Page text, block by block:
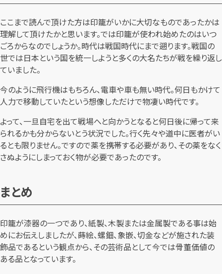
ここまで読んで頂けた方は印籠がいかに大切なものであったかは
理解して頂けたかと思います。では印籠が使われ始めたのはいつ
ごろからなのでしょうか。時代は戦国時代にまで遡ります。戦国の
世では日本という国を統一しようと多くの大名たちが戦を繰り返し
ていました。
今のように飛行機はもちろん、電車や車も無い時代。何日もかけて
人力で移動していたという想像しただけで物凄い時代です。
よって、一旦自宅を出て戦場へと向かうとなると何日後に帰って来
られるかも分からないとう状況でした。行く先々や道中に医者がい
るとも限りません。ですので薬を携帯する必要があり、その薬をなく
さぬようにしまっておく物が必要であったのです。
まとめ
印籠が漆器の一つであり、紙製、木製または金属製である事は始
めにお伝えしましたが、蒔絵、螺鈿、象嵌、切金などが施された装
飾品であるという観点から、その芸術品として今では骨董価値の
ある品となっています。